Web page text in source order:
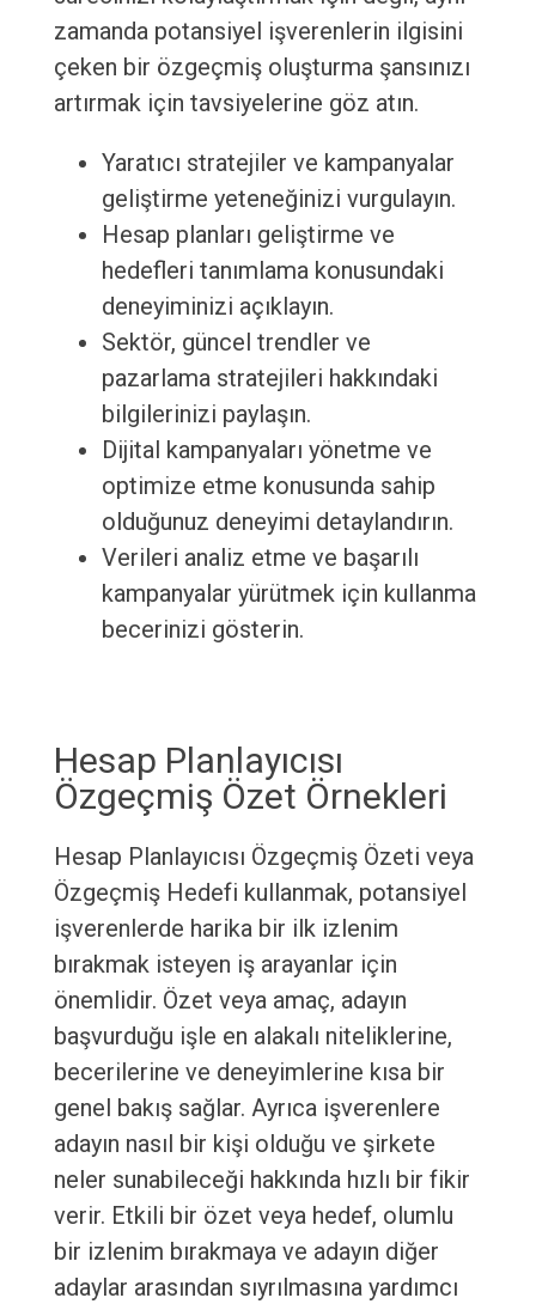
zamanda potansiyel işverenlerin ilgisini
çeken bir özgeçmiş oluşturma şansınızı
artırmak için tavsiyelerine göz atın.
Yaratıcı stratejiler ve kampanyalar
geliştirme yeteneğinizi vurgulayın.
Hesap planları geliştirme ve
hedefleri tanımlama konusundaki
deneyiminizi açıklayın.
Sektör, güncel trendler ve
pazarlama stratejileri hakkındaki
bilgilerinizi paylaşın.
Dijital kampanyaları yönetme ve
optimize etme konusunda sahip
olduğunuz deneyimi detaylandırın.
Verileri analiz etme ve başarılı
kampanyalar yürütmek için kullanma
becerinizi gösterin.
Hesap Planlayıcısı
Özgeçmiş Özet Örnekleri
Hesap Planlayıcısı Özgeçmiş Özeti veya
Özgeçmiş Hedefi kullanmak, potansiyel
işverenlerde harika bir ilk izlenim
bırakmak isteyen iş arayanlar için
önemlidir. Özet veya amaç, adayın
başvurduğu işle en alakalı niteliklerine,
becerilerine ve deneyimlerine kısa bir
genel bakış sağlar. Ayrıca işverenlere
adayın nasıl bir kişi olduğu ve şirkete
neler sunabileceği hakkında hızlı bir fikir
verir. Etkili bir özet veya hedef, olumlu
bir izlenim bırakmaya ve adayın diğer
adaylar arasından sıyrılmasına yardımcı